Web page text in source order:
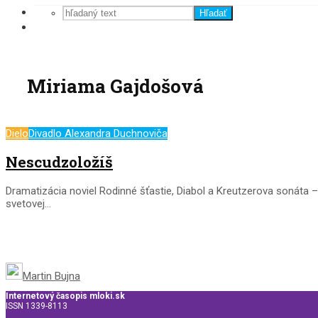
Hľadať
Miriama Gajdošová
DieloDivadlo Alexandra Duchnoviča
Nescudzoložíš
Dramatizácia noviel Rodinné šťastie, Diabol a Kreutzerova sonáta
svetovej...
Martin Bujna
Internetový časopis mloki.sk
ISSN 1339-8113